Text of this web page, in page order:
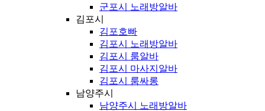
군포시 노래방알바
김포시
김포호빠
김포시 노래방알바
김포시 룸알바
김포시 마사지알바
김포시 룸싸롱
남양주시
남양주시 노래방알바